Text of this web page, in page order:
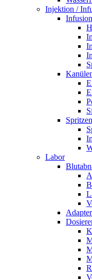
Injektion /
Spritzen
Labor